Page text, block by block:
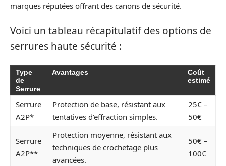
marques réputées offrant des canons de sécurité.
Voici un tableau récapitulatif des options de
serrures haute sécurité :
Type
de
Serrure
Avantages
Coût
estimé
Serrure
A2P*
Protection de base, résistant aux
tentatives d’effraction simples.
25€ –
50€
Serrure
A2P**
Protection moyenne, résistant aux
techniques de crochetage plus
avancées.
50€ –
100€